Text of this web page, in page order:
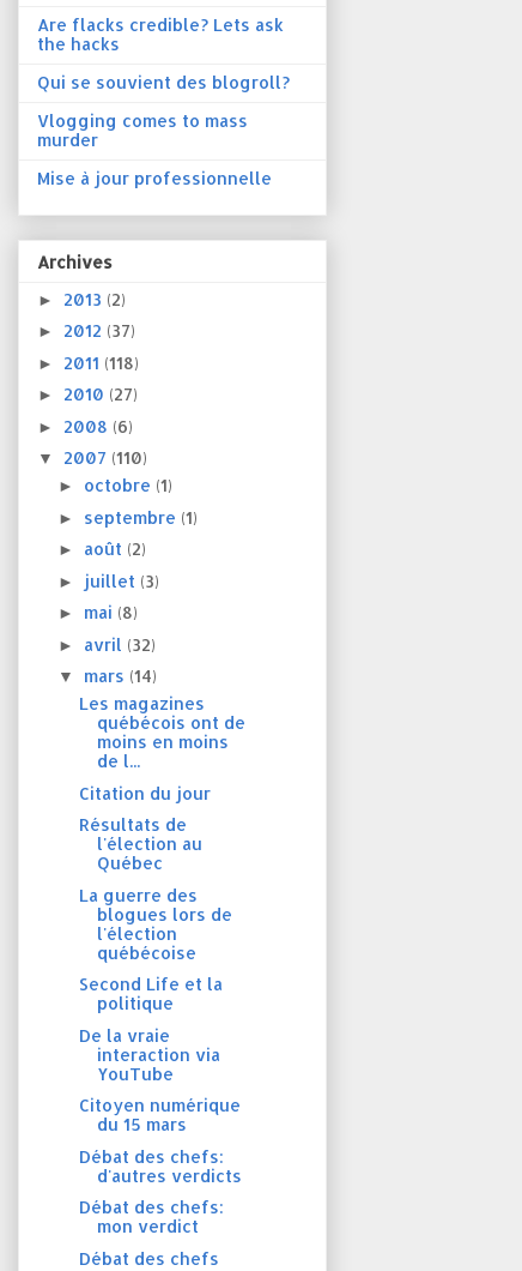
Are flacks credible? Lets ask
the hacks
Qui se souvient des blogroll?
Vlogging comes to mass
murder
Mise à jour professionnelle
Archives
► 2013 (2)
► 2012 (37)
► 2011 (118)
► 2010 (27)
► 2008 (6)
▼ 2007 (110)
► octobre (1)
► septembre (1)
► août (2)
► juillet (3)
► mai (8)
► avril (32)
▼ mars (14)
Les magazines
québécois ont de
moins en moins
de l...
Citation du jour
Résultats de
l'élection au
Québec
La guerre des
blogues lors de
l'élection
québécoise
Second Life et la
politique
De la vraie
interaction via
YouTube
Citoyen numérique
du 15 mars
Débat des chefs:
d'autres verdicts
Débat des chefs:
mon verdict
Débat des chefs